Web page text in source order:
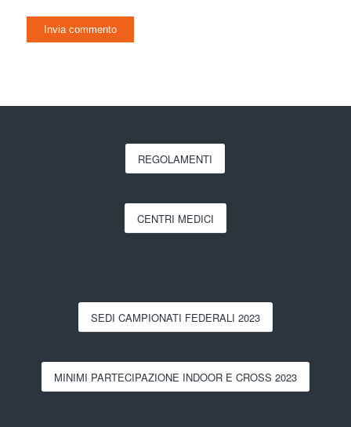
REGOLAMENTI
CENTRI MEDICI
SEDI CAMPIONATI FEDERALI 2023
MINIMI PARTECIPAZIONE INDOOR E CROSS 2023